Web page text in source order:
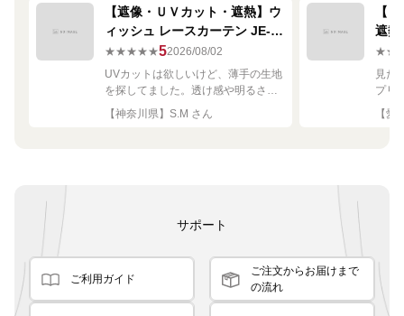
【遮像・ＵＶカット・遮熱】ウ
ィッシュ レースカーテン JE-
67249R シルバー
★★★★★52026/08/02
UVカットは欲しいけど、薄手の生地
を探してました。透け感や明るさも
ちょうど良く思った通りで満足で
す。
【神奈川県】S.M さん
【
遮熱
ー
見た
プリ
れい
【愛
サポート
ご利用ガイド
ご注文からお届けまで
の流れ